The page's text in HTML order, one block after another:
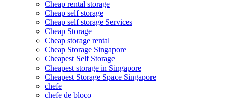
Cheap rental storage
Cheap self storage
Cheap self storage Services
Cheap Storage
Cheap storage rental
Cheap Storage Singapore
Cheapest Self Storage
Cheapest storage in Singapore
Cheapest Storage Space Singapore
chefe
chefe de bloco